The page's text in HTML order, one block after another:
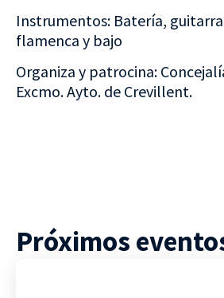
Instrumentos: Batería,
flamenca y bajo
Organiza y patrocina:
Excmo. Ayto. de Crevillent.
Próximos